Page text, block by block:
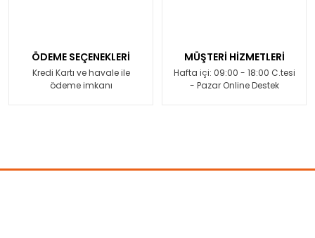
ÖDEME SEÇENEKLERİ
Kredi Kartı ve havale ile
ödeme imkanı
MÜŞTERİ HİZMETLERİ
Hafta içi: 09:00 - 18:00 C.tesi
- Pazar Online Destek